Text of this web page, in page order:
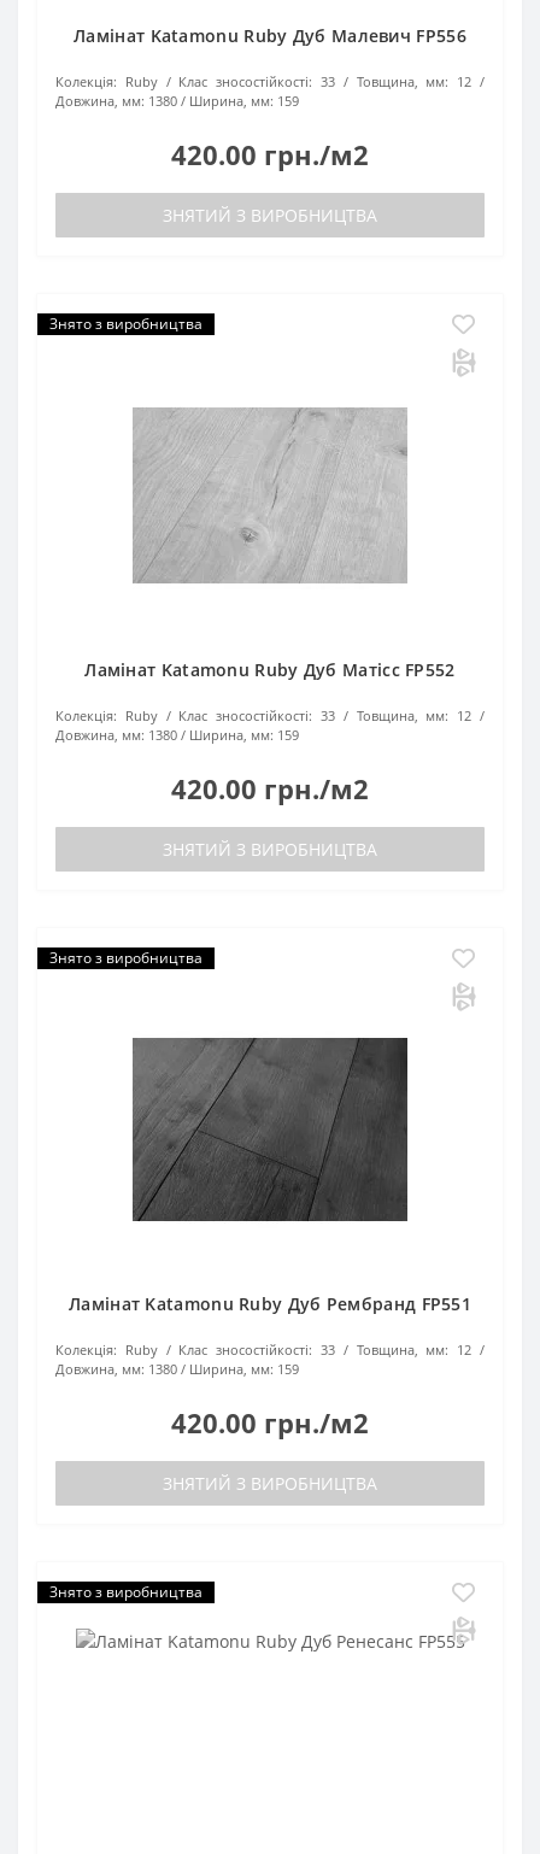
Ламінат Katamonu Ruby Дуб Малевич FP556
Колекція: Ruby Клас зносостійкості: 33 Товщина, мм: 12
Довжина, мм: 1380 Ширина, мм: 159
420.00 грн./м2
ЗНЯТИЙ З ВИРОБНИЦТВА
Знято з виробництва
Ламінат Katamonu Ruby Дуб Матісс FP552
Колекція: Ruby Клас зносостійкості: 33 Товщина, мм: 12
Довжина, мм: 1380 Ширина, мм: 159
420.00 грн./м2
ЗНЯТИЙ З ВИРОБНИЦТВА
Знято з виробництва
Ламінат Katamonu Ruby Дуб Рембранд FP551
Колекція: Ruby Клас зносостійкості: 33 Товщина, мм: 12
Довжина, мм: 1380 Ширина, мм: 159
420.00 грн./м2
ЗНЯТИЙ З ВИРОБНИЦТВА
Знято з виробництва